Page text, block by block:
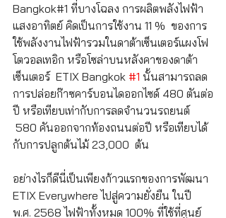
Bangkok#1 ที่บางโฉลง การผลิตพลังไฟฟ้า
แสงอาทิตย์ คิดเป็นการใช้งาน 11 %  ของการ
ใช้พลังงานไฟฟ้ารวมในดาต้าเซ็นเตอร์แผงโฟ
โตวอลเทอิก หรือโซล่าบนหลังคาของดาต้า
เซ็นเตอร์  ETIX Bangkok #1 นั้นสามารถลด
การปล่อยก๊าซคาร์บอนไดออกไซด์ 480 ตันต่อ
ปี หรือเทียบเท่ากับการลดจำนวนรถยนต์
580 คันออกจากท้องถนนต่อปี หรือเทียบได้
กับการปลูกต้นไม้ 23,000  ต้น
อย่างไรก็ดีนี่เป็นเพียงก้าวแรกของการพัฒนา
ETIX Everywhere ไปสู่ความยั่งยืน ในปี
พ.ศ. 2568 ไฟฟ้าทั้งหมด 100% ที่ใช้ที่ศูนย์